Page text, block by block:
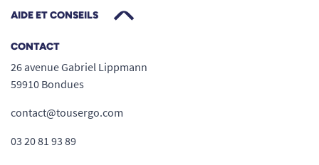
AIDE ET CONSEILS
CONTACT
26 avenue Gabriel Lippmann
59910 Bondues
contact@tousergo.com
03 20 81 93 89